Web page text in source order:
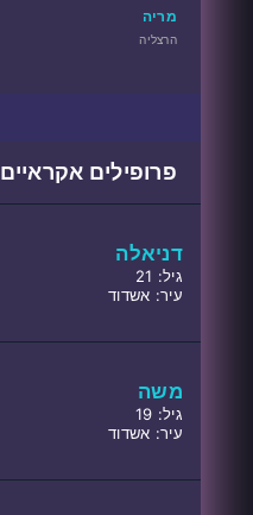
מריה
הרצליה
פרופילים אקראיים
דניאלה
גיל: 21
עיר: אשדוד
משה
גיל: 19
עיר: אשדוד